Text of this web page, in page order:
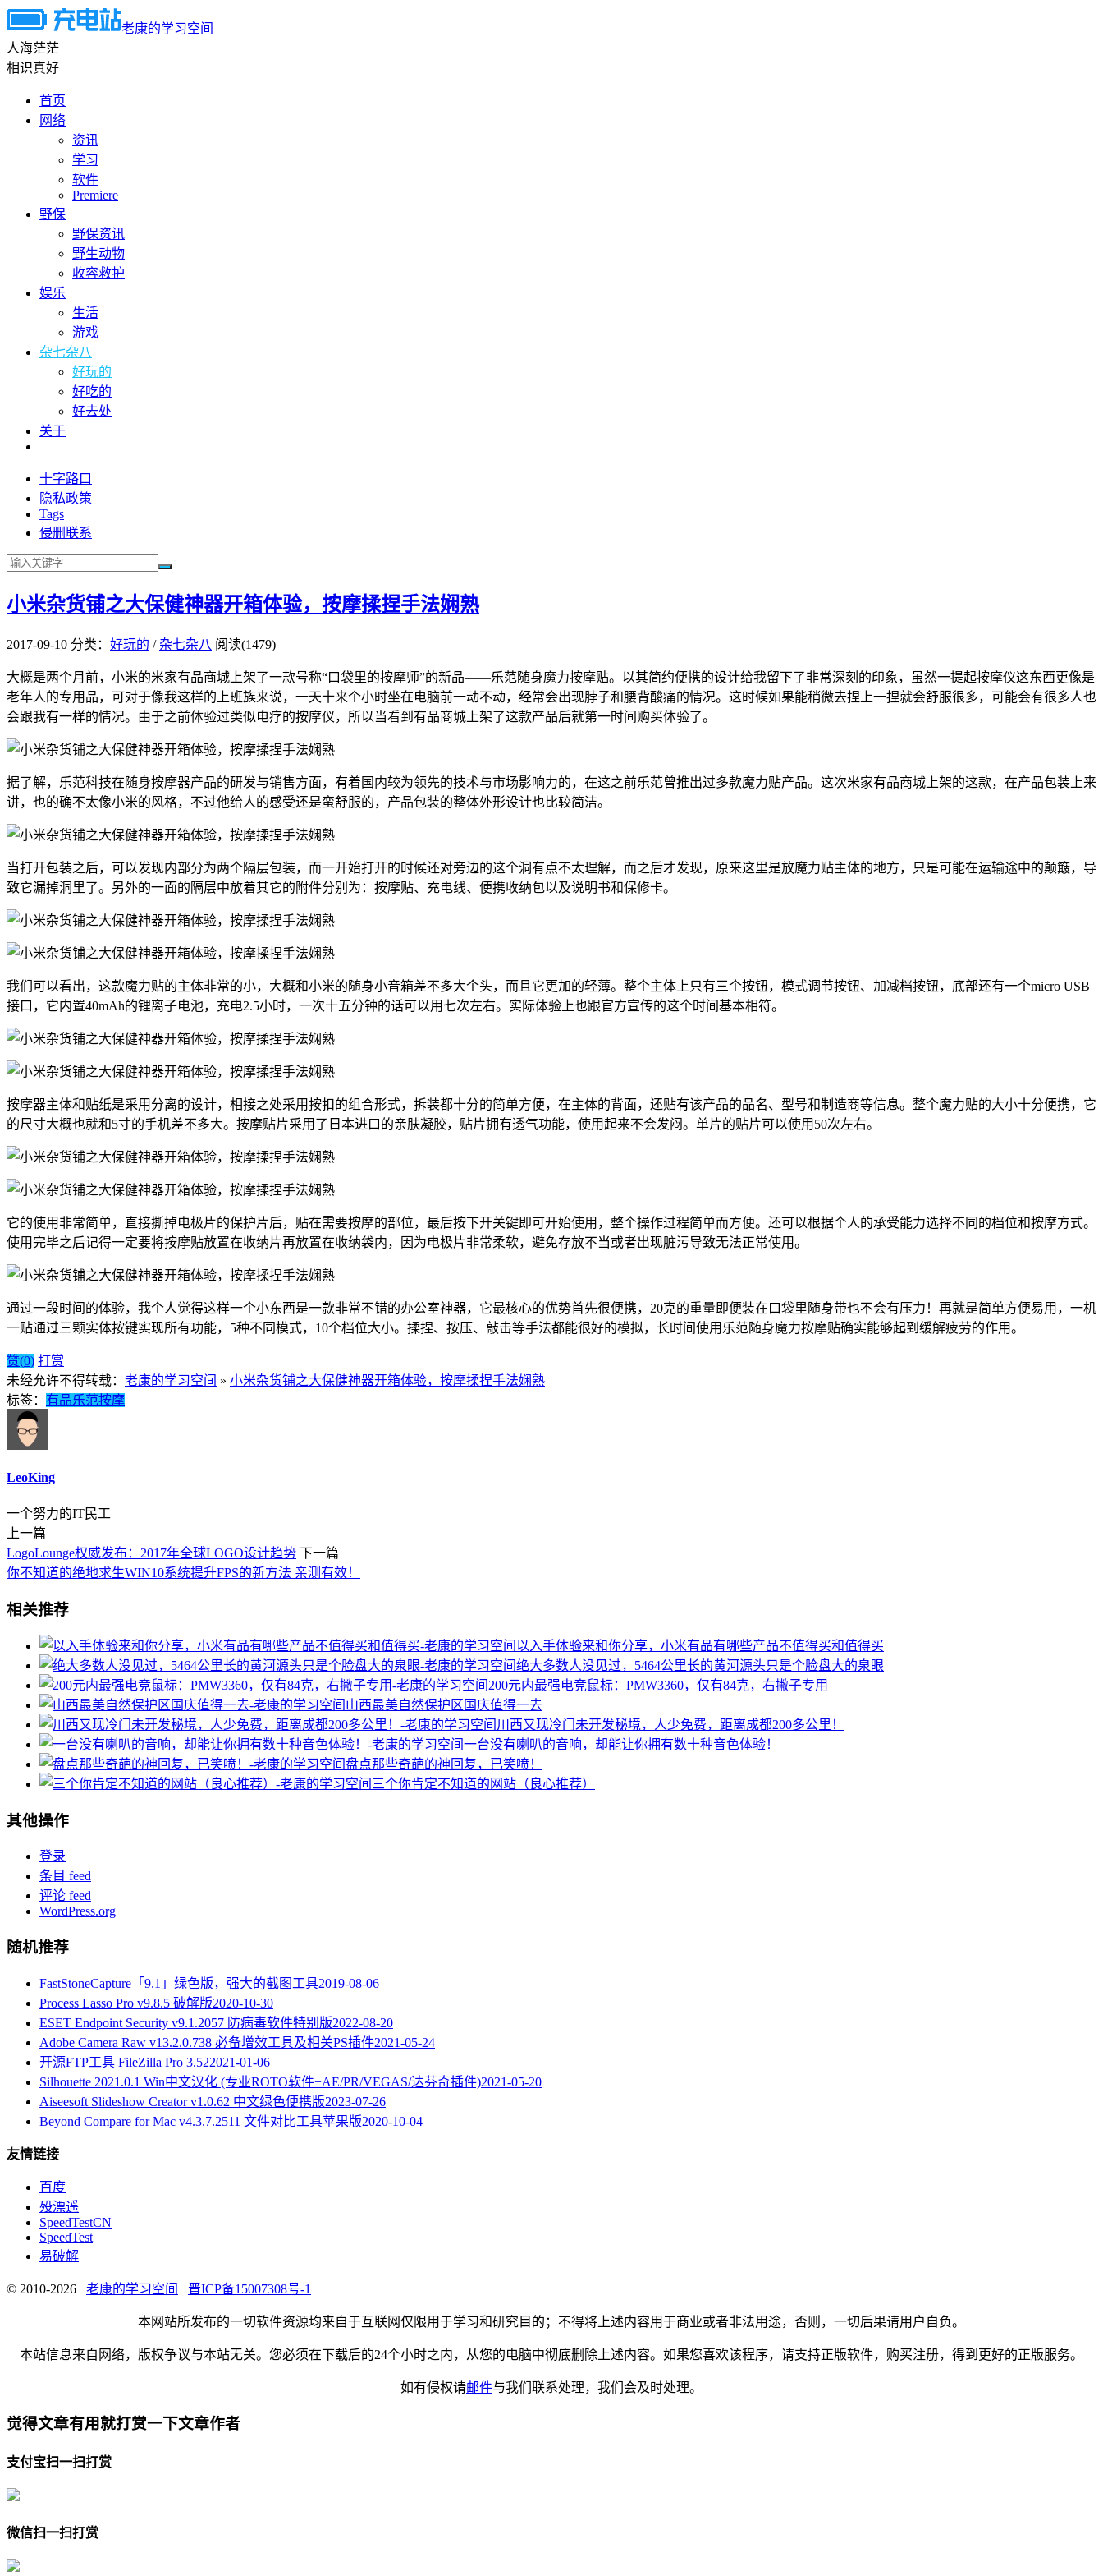
老康的学习空间
人海茫茫
相识真好
首页
网络
资讯
学习
软件
Premiere
野保
野保资讯
野生动物
收容救护
娱乐
生活
游戏
杂七杂八
好玩的
好吃的
好去处
关于
十字路口
隐私政策
Tags
侵删联系
小米杂货铺之大保健神器开箱体验，按摩揉捏手法娴熟
2017-09-10 分类： 好玩的 / 杂七杂八 阅读(1479)
大概是两个月前，小米的米家有品商城上架了一款号称“口袋里的按摩师”的新品——乐范随身魔力按摩贴。以其简约便携的设计给我留下了非常深刻的印象，虽然一提起按摩仪这东西更像是
老年人的专用品，可对于像我这样的上班族来说，一天十来个小时坐在电脑前一动不动，经常会出现脖子和腰背酸痛的情况。这时候如果能稍微去捏上一捏就会舒服很多，可能会有很多人也
会跟我有一样的情况。由于之前体验过类似电疗的按摩仪，所以当看到有品商城上架了这款产品后就第一时间购买体验了。
据了解，乐范科技在随身按摩器产品的研发与销售方面，有着国内较为领先的技术与市场影响力的，在这之前乐范曾推出过多款魔力贴产品。这次米家有品商城上架的这款，在产品包装上来
讲，也的确不太像小米的风格，不过他给人的感受还是蛮舒服的，产品包装的整体外形设计也比较简洁。
当打开包装之后，可以发现内部分为两个隔层包装，而一开始打开的时候还对旁边的这个洞有点不太理解，而之后才发现，原来这里是放魔力贴主体的地方，只是可能在运输途中的颠簸，导
致它漏掉洞里了。另外的一面的隔层中放着其它的附件分别为：按摩贴、充电线、便携收纳包以及说明书和保修卡。
我们可以看出，这款魔力贴的主体非常的小，大概和小米的随身小音箱差不多大个头，而且它更加的轻薄。整个主体上只有三个按钮，模式调节按钮、加减档按钮，底部还有一个micro USB
接口，它内置40mAh的锂离子电池，充电2.5小时，一次十五分钟的话可以用七次左右。实际体验上也跟官方宣传的这个时间基本相符。
按摩器主体和贴纸是采用分离的设计，相接之处采用按扣的组合形式，拆装都十分的简单方便，在主体的背面，还贴有该产品的品名、型号和制造商等信息。整个魔力贴的大小十分便携，它
的尺寸大概也就和5寸的手机差不多大。按摩贴片采用了日本进口的亲肤凝胶，贴片拥有透气功能，使用起来不会发闷。单片的贴片可以使用50次左右。
它的使用非常简单，直接撕掉电极片的保护片后，贴在需要按摩的部位，最后按下开关键即可开始使用，整个操作过程简单而方便。还可以根据个人的承受能力选择不同的档位和按摩方式。
使用完毕之后记得一定要将按摩贴放置在收纳片再放置在收纳袋内，因为电极片非常柔软，避免存放不当或者出现脏污导致无法正常使用。
通过一段时间的体验，我个人觉得这样一个小东西是一款非常不错的办公室神器，它最核心的优势首先很便携，20克的重量即便装在口袋里随身带也不会有压力！再就是简单方便易用，一机
一贴通过三颗实体按键实现所有功能，5种不同模式，10个档位大小。揉捏、按压、敲击等手法都能很好的模拟，长时间使用乐范随身魔力按摩贴确实能够起到缓解疲劳的作用。
赞(0) 打赏
未经允许不得转载： 老康的学习空间 » 小米杂货铺之大保健神器开箱体验，按摩揉捏手法娴熟
标签： 有品乐范按摩
LeoKing
一个努力的IT民工
上一篇
LogoLounge权威发布：2017年全球LOGO设计趋势 下一篇
你不知道的绝地求生WIN10系统提升FPS的新方法 亲测有效！
相关推荐
以入手体验来和你分享，小米有品有哪些产品不值得买和值得买
绝大多数人没见过，5464公里长的黄河源头只是个脸盘大的泉眼
200元内最强电竞鼠标：PMW3360，仅有84克，右撇子专用
山西最美自然保护区国庆值得一去
川西又现冷门未开发秘境，人少免费，距离成都200多公里！
一台没有喇叭的音响，却能让你拥有数十种音色体验！
盘点那些奇葩的神回复，已笑喷！
三个你肯定不知道的网站（良心推荐）
其他操作
登录
条目 feed
评论 feed
WordPress.org
随机推荐
FastStoneCapture「9.1」绿色版，强大的截图工具2019-08-06
Process Lasso Pro v9.8.5 破解版2020-10-30
ESET Endpoint Security v9.1.2057 防病毒软件特别版2022-08-20
Adobe Camera Raw v13.2.0.738 必备增效工具及相关PS插件2021-05-24
开源FTP工具 FileZilla Pro 3.522021-01-06
Silhouette 2021.0.1 Win中文汉化 (专业ROTO软件+AE/PR/VEGAS/达芬奇插件)2021-05-20
Aiseesoft Slideshow Creator v1.0.62 中文绿色便携版2023-07-26
Beyond Compare for Mac v4.3.7.2511 文件对比工具苹果版2020-10-04
友情链接
百度
殁漂遥
SpeedTestCN
SpeedTest
易破解
© 2010-2026 老康的学习空间 晋ICP备15007308号-1
本网站所发布的一切软件资源均来自于互联网仅限用于学习和研究目的；不得将上述内容用于商业或者非法用途，否则，一切后果请用户自负。
本站信息来自网络，版权争议与本站无关。您必须在下载后的24个小时之内，从您的电脑中彻底删除上述内容。如果您喜欢该程序，请支持正版软件，购买注册，得到更好的正版服务。
如有侵权请邮件与我们联系处理，我们会及时处理。
觉得文章有用就打赏一下文章作者
支付宝扫一扫打赏
微信扫一扫打赏